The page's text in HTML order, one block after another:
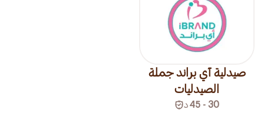
صيدلية آي براند جملة
الصيدليات
30 - 45 د